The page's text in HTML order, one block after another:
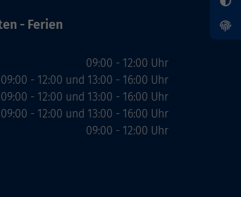
- Ferien
09:00 - 12:00 Uhr
09:00 - 12:00 und 13:00 - 16:00 Uhr
09:00 - 12:00 und 13:00 - 16:00 Uhr
09:00 - 12:00 und 13:00 - 16:00 Uhr
09:00 - 12:00 Uhr